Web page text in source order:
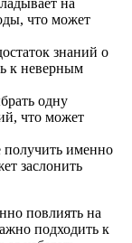
на
что может
знаний о
к неверным
одну
что может
получить именно
заслонить
повлиять на
подходить к